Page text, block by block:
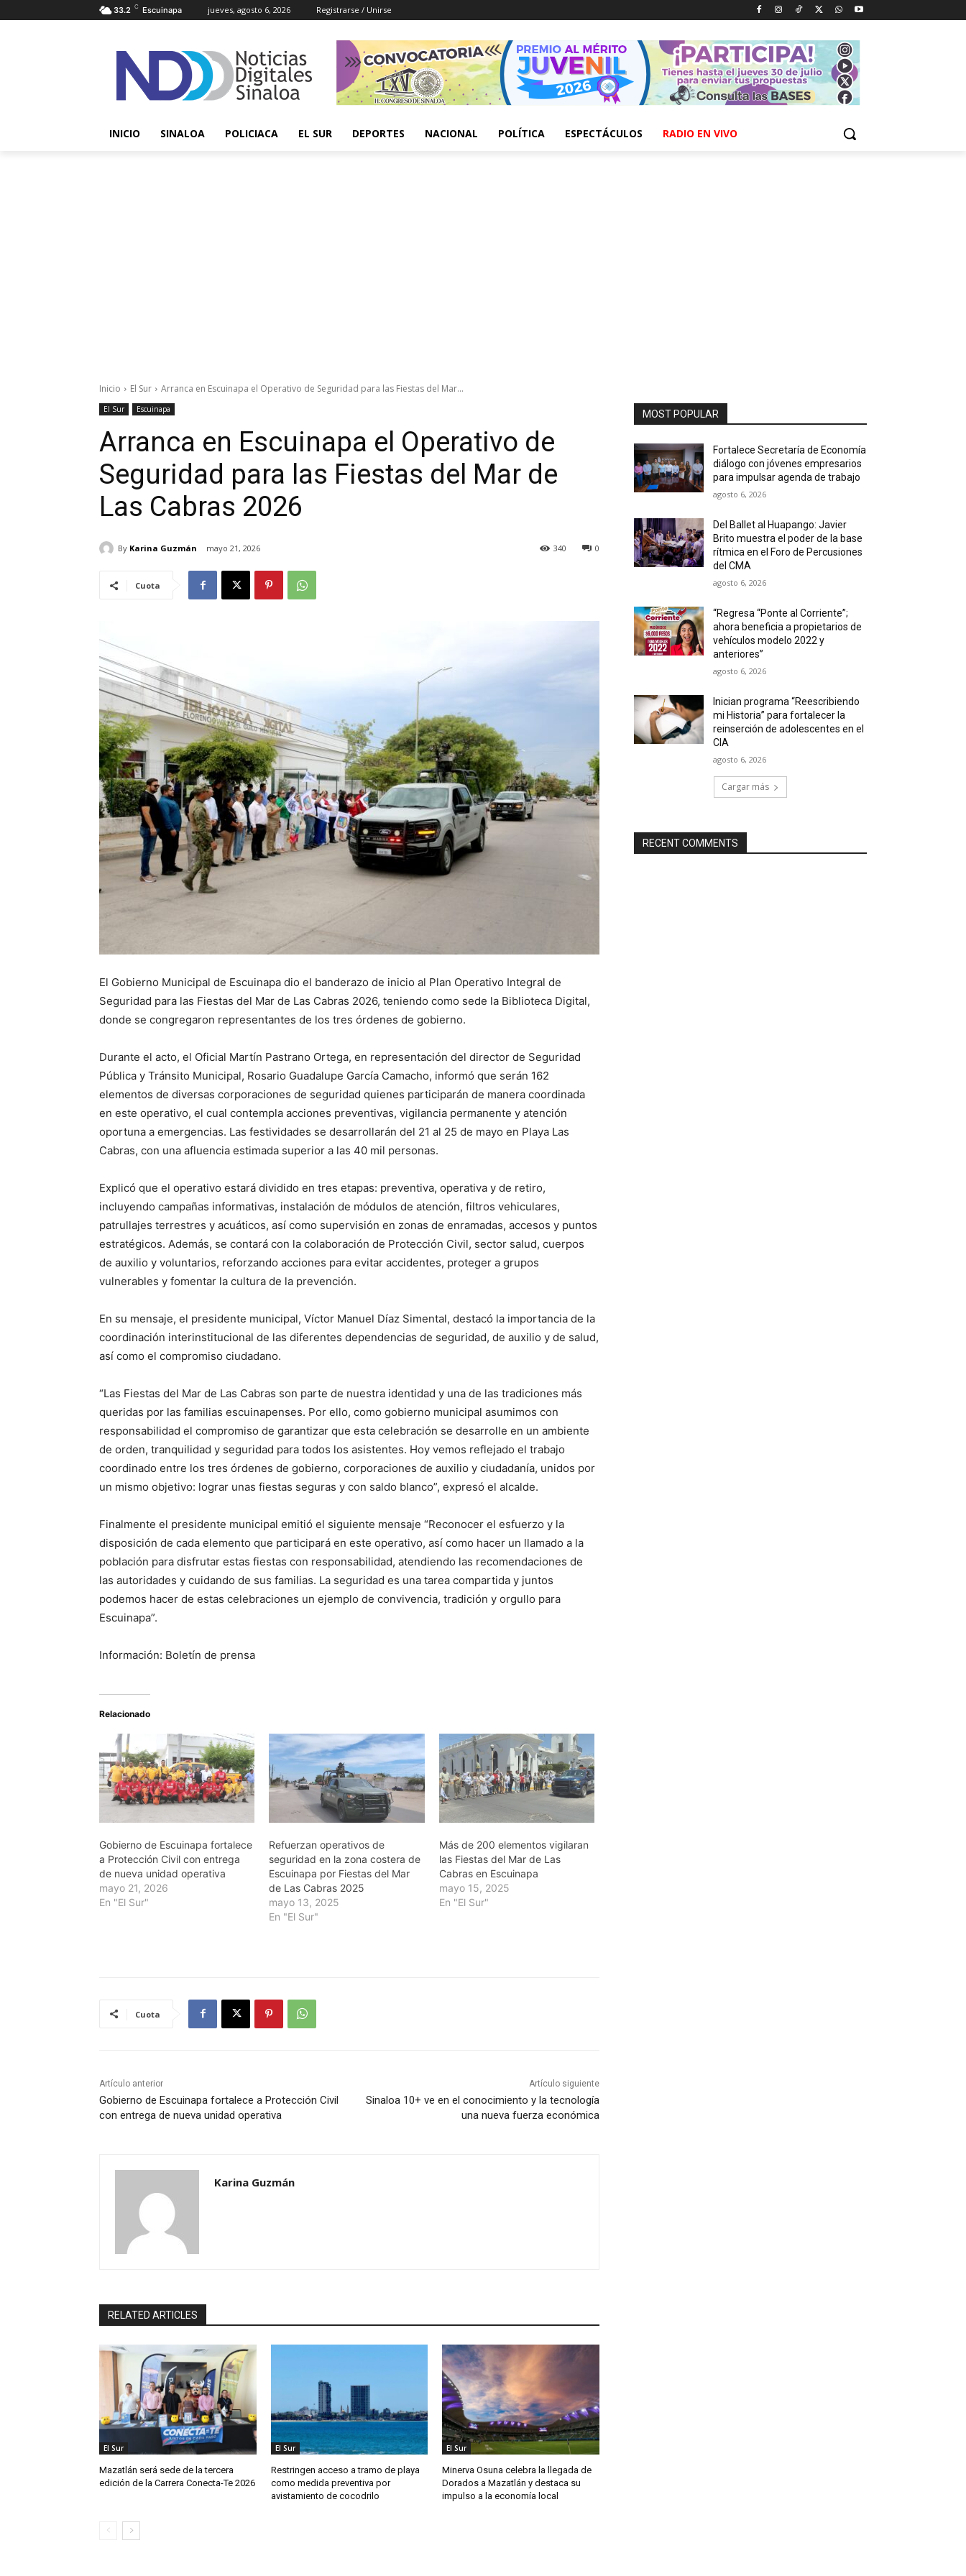
33.2 C Escuinapa jueves, agosto 6, 2026 Registrarse / Unirse
INICIO SINALOA POLICIACA EL SUR DEPORTES NACIONAL POLÍTICA ESPECTÁCULOS RADIO EN VIVO
Inicio El Sur Arranca en Escuinapa el Operativo de Seguridad para las Fiestas del Mar...
El Sur Escuinapa
Arranca en Escuinapa el Operativo de
Seguridad para las Fiestas del Mar de
Las Cabras 2026
By Karina Guzmán mayo 21, 2026 0
340
Cuota
El Gobierno Municipal de Escuinapa dio el banderazo de inicio al Plan Operativo Integral de
Seguridad para las Fiestas del Mar de Las Cabras 2026, teniendo como sede la Biblioteca Digital,
donde se congregaron representantes de los tres órdenes de gobierno.
Durante el acto, el Oficial Martín Pastrano Ortega, en representación del director de Seguridad
Pública y Tránsito Municipal, Rosario Guadalupe García Camacho, informó que serán 162
elementos de diversas corporaciones de seguridad quienes participarán de manera coordinada
en este operativo, el cual contempla acciones preventivas, vigilancia permanente y atención
oportuna a emergencias. Las festividades se desarrollarán del 21 al 25 de mayo en Playa Las
Cabras, con una afluencia estimada superior a las 40 mil personas.
Explicó que el operativo estará dividido en tres etapas: preventiva, operativa y de retiro,
incluyendo campañas informativas, instalación de módulos de atención, filtros vehiculares,
patrullajes terrestres y acuáticos, así como supervisión en zonas de enramadas, accesos y puntos
estratégicos. Además, se contará con la colaboración de Protección Civil, sector salud, cuerpos
de auxilio y voluntarios, reforzando acciones para evitar accidentes, proteger a grupos
vulnerables y fomentar la cultura de la prevención.
En su mensaje, el presidente municipal, Víctor Manuel Díaz Simental, destacó la importancia de la
coordinación interinstitucional de las diferentes dependencias de seguridad, de auxilio y de salud,
así como el compromiso ciudadano.
“Las Fiestas del Mar de Las Cabras son parte de nuestra identidad y una de las tradiciones más
queridas por las familias escuinapenses. Por ello, como gobierno municipal asumimos con
responsabilidad el compromiso de garantizar que esta celebración se desarrolle en un ambiente
de orden, tranquilidad y seguridad para todos los asistentes. Hoy vemos reflejado el trabajo
coordinado entre los tres órdenes de gobierno, corporaciones de auxilio y ciudadanía, unidos por
un mismo objetivo: lograr unas fiestas seguras y con saldo blanco”, expresó el alcalde.
Finalmente el presidente municipal emitió el siguiente mensaje “Reconocer el esfuerzo y la
disposición de cada elemento que participará en este operativo, así como hacer un llamado a la
población para disfrutar estas fiestas con responsabilidad, atendiendo las recomendaciones de
las autoridades y cuidando de sus familias. La seguridad es una tarea compartida y juntos
podemos hacer de estas celebraciones un ejemplo de convivencia, tradición y orgullo para
Escuinapa”.
Información: Boletín de prensa
Relacionado
Gobierno de Escuinapa fortalece
a Protección Civil con entrega
de nueva unidad operativa
mayo 21, 2026
En "El Sur"
Refuerzan operativos de
seguridad en la zona costera de
Escuinapa por Fiestas del Mar
de Las Cabras 2025
mayo 13, 2025
En "El Sur"
Más de 200 elementos vigilaran
las Fiestas del Mar de Las
Cabras en Escuinapa
mayo 15, 2025
En "El Sur"
Cuota
Artículo anterior
Gobierno de Escuinapa fortalece a Protección Civil
con entrega de nueva unidad operativa
Artículo siguiente
Sinaloa 10+ ve en el conocimiento y la tecnología
una nueva fuerza económica
Karina Guzmán
RELATED ARTICLES
El Sur
Mazatlán será sede de la tercera
edición de la Carrera Conecta-Te 2026
El Sur
Restringen acceso a tramo de playa
como medida preventiva por
avistamiento de cocodrilo
El Sur
Minerva Osuna celebra la llegada de
Dorados a Mazatlán y destaca su
impulso a la economía local
MOST POPULAR
Fortalece Secretaría de Economía
diálogo con jóvenes empresarios
para impulsar agenda de trabajo
agosto 6, 2026
Del Ballet al Huapango: Javier
Brito muestra el poder de la base
rítmica en el Foro de Percusiones
del CMA
agosto 6, 2026
“Regresa “Ponte al Corriente”;
ahora beneficia a propietarios de
vehículos modelo 2022 y
anteriores”
agosto 6, 2026
Inician programa “Reescribiendo
mi Historia” para fortalecer la
reinserción de adolescentes en el
CIA
agosto 6, 2026
Cargar más
RECENT COMMENTS